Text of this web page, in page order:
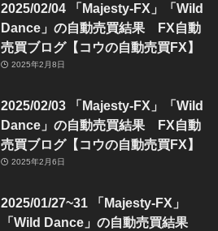
2025/02/04 「Majesty-FX」「Wild
Dance」の自動売買結果 FX自動
売買ブログ【コウの自動売買FX】
2025年2月8日
2025/02/03 「Majesty-FX」「Wild
Dance」の自動売買結果 FX自動
売買ブログ【コウの自動売買FX】
2025年2月6日
2025/01/27~31 「Majesty-FX」
「Wild Dance」の自動売買結果